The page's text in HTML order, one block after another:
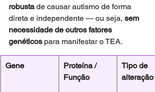
robusta de causar autismo de forma
direta e independente — ou seja, sem
necessidade de outros fatores
genéticos para manifestar o TEA.
Gene
Proteína /
Função
Tipo de
alteração